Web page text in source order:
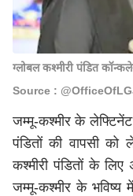
ग्लोबल कश्मीरी पंडित
Source :
जम्मू-कश्मीर के लेफ्टिनेंट
पंडितों की वापसी को
कश्मीरी पंडितों के
जम्मू-कश्मीर के भविष्य